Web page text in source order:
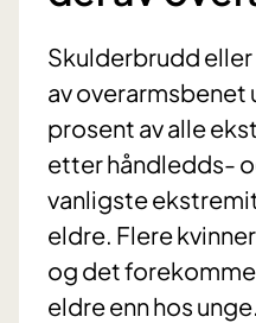
Skulderbrudd
av overarmsbenet
prosent av alle
etter håndledds-
vanligste
eldre. Flere
og det
eldre enn hos unge.